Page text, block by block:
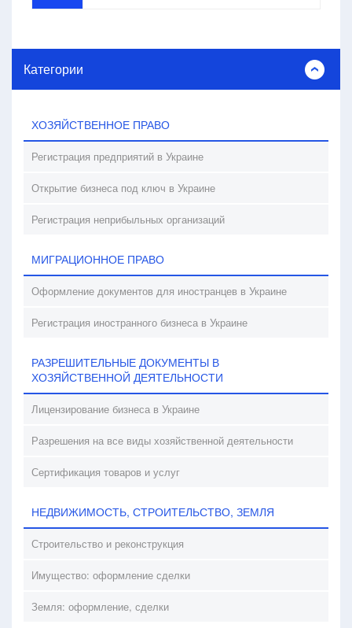
Категории
ХОЗЯЙСТВЕННОЕ ПРАВО
Регистрация предприятий в Украине
Открытие бизнеса под ключ в Украине
Регистрация неприбыльных организаций
МИГРАЦИОННОЕ ПРАВО
Оформление документов для иностранцев в Украине
Регистрация иностранного бизнеса в Украине
РАЗРЕШИТЕЛЬНЫЕ ДОКУМЕНТЫ В
ХОЗЯЙСТВЕННОЙ ДЕЯТЕЛЬНОСТИ
Лицензирование бизнеса в Украине
Разрешения на все виды хозяйственной деятельности
Сертификация товаров и услуг
НЕДВИЖИМОСТЬ, СТРОИТЕЛЬСТВО, ЗЕМЛЯ
Строительство и реконструкция
Имущество: оформление сделки
Земля: оформление, сделки